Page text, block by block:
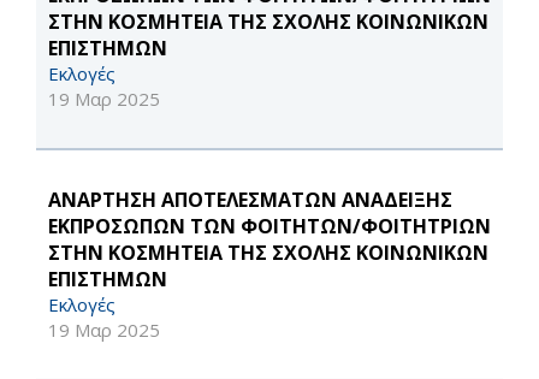
ΣΤΗΝ ΚΟΣΜΗΤΕΙΑ ΤΗΣ ΣΧΟΛΗΣ ΚΟΙΝΩΝΙΚΩΝ
ΕΠΙΣΤΗΜΩΝ
Εκλογές
19 Μαρ 2025
ΑΝΑΡΤΗΣΗ ΑΠΟΤΕΛΕΣΜΑΤΩΝ ΑΝΑΔΕΙΞΗΣ
ΕΚΠΡΟΣΩΠΩΝ ΤΩΝ ΦΟΙΤΗΤΩΝ/ΦΟΙΤΗΤΡΙΩΝ
ΣΤΗΝ ΚΟΣΜΗΤΕΙΑ ΤΗΣ ΣΧΟΛΗΣ ΚΟΙΝΩΝΙΚΩΝ
ΕΠΙΣΤΗΜΩΝ
Εκλογές
19 Μαρ 2025